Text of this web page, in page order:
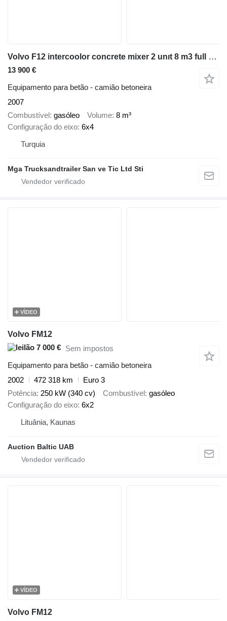
Volvo F12 intercoolor concrete mixer 2 unıt 8 m3 full stell axel
13 900 €
Equipamento para betão - camião betoneira
2007
Combustível
gasóleo Volume 8 m³
Configuração do eixo 6x4
Turquia
Mga Trucksandtrailer San ve Tic Ltd Sti
VÍDEO
Volvo FM12
7 000 € Sem impostos
Equipamento para betão - camião betoneira
2002
472 318 km
Euro 3
Potência 250 kW (340 cv) Combustível gasóleo
Configuração do eixo 6x2
Lituânia, Kaunas
Auction Baltic UAB
VÍDEO
Volvo FM12